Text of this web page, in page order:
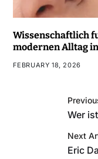
Wissenschaftlich
modernen Alltag
FEBRUARY 18, 2026
Wer
Next
Eric